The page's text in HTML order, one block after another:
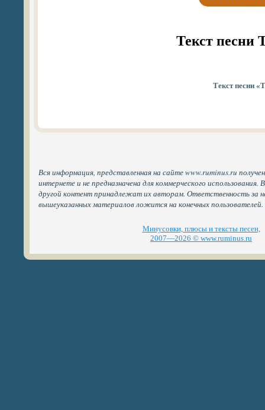
Текст песни
Текст песни
Вся информация, представленная на сайте www.ruminus.ru
интернете и не предназначена для коммерческого
другой контент принадлежат их авторам. Ответственность за
вышеуказанных материалов ложится на конечных пользователей.
Минусовки, плюсы и тексты песен,
2007—2026 © www.ruminus.ru